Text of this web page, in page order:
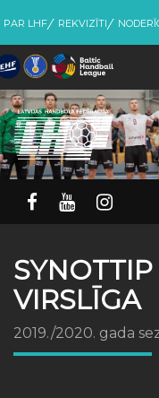
PAR LHF REKVIZĪTI
VIRSLĪGA
2019./2020. gada